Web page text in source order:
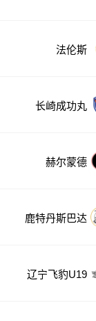
法伦斯
长崎成功丸
赫尔蒙德
鹿特丹斯巴达
辽宁飞豹U19